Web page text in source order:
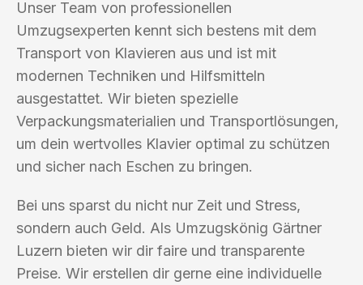
Unser Team von professionellen
Umzugsexperten kennt sich bestens mit dem
Transport von Klavieren aus und ist mit
modernen Techniken und Hilfsmitteln
ausgestattet. Wir bieten spezielle
Verpackungsmaterialien und Transportlösungen,
um dein wertvolles Klavier optimal zu schützen
und sicher nach Eschen zu bringen.
Bei uns sparst du nicht nur Zeit und Stress,
sondern auch Geld. Als Umzugskönig Gärtner
Luzern bieten wir dir faire und transparente
Preise. Wir erstellen dir gerne eine individuelle